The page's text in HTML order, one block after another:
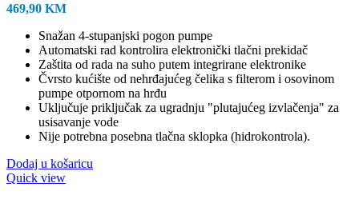
469,90 KM
Snažan 4-stupanjski pogon pumpe
Automatski rad kontrolira elektronički tlačni prekidač
Zaštita od rada na suho putem integrirane elektronike
Čvrsto kućište od nehrđajućeg čelika s filterom i osovinom
pumpe otpornom na hrđu
Uključuje priključak za ugradnju "plutajućeg izvlačenja" za
usisavanje vode
Nije potrebna posebna tlačna sklopka (hidrokontrola).
Dodaj u košaricu
Quick view